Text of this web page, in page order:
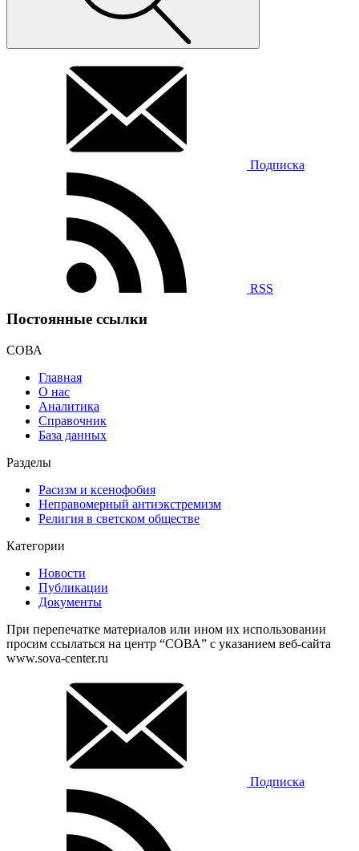
Подписка
RSS
Постоянные ссылки
СОВА
Главная
О нас
Аналитика
Справочник
База данных
Разделы
Расизм и ксенофобия
Неправомерный антиэкстремизм
Религия в светском обществе
Категории
Новости
Публикации
Документы
При перепечатке материалов или ином их использовании
просим ссылаться на центр “СОВА” с указанием веб-сайта
www.sova-center.ru
Подписка